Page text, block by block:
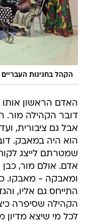
הקהל בחגיגות העבריים
האדם הראשון אותו
דובר הקהילה מור.
אבל גם ציבורית,
הוא היה במאבק.
שמטרתם לייצג
אדם. אולם מור,
ומאבקה - מאבקו.
התייחס גם אליו,
הקהילה שסיפרה
לכל מי שיצא